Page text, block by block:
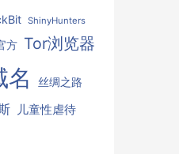
ShinyHunters
方 Tor浏览器
名 丝绸之路
儿童性虐待